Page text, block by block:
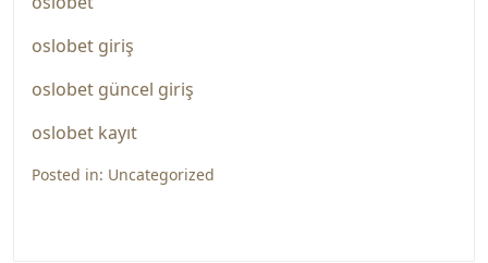
oslobet giriş
oslobet güncel giriş
oslobet kayıt
Posted in: Uncategorized